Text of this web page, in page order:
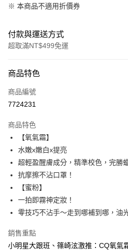
※ 本商品不適用折價券
付款與運送方式
超取滿NT$499免運
信用卡一次付款
超商取貨付款
Apple Pay
街口支付
悠遊付
ATM付款
運送方式
全家取貨付款
每筆NT$85，滿NT$499(含以上)免運
商品特色
商品編號
7724231
商品特色
【氧氣霜】
水嫩x嫩白x提亮
超輕盈醒膚成分，精準校色，完勝
抗摩擦不沾口罩！
【蜜粉】
一拍即霧神定妝！
零技巧不沾手～走到哪補到哪，油
銷售重點
小明星大跟班、篠崎泫激推：CQ氧氣